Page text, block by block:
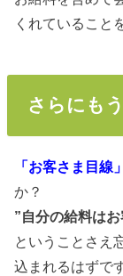
くれていること
さらにも
「お客さま目線」
か？
”自分の給料は
ということさえ
込まれるはずで